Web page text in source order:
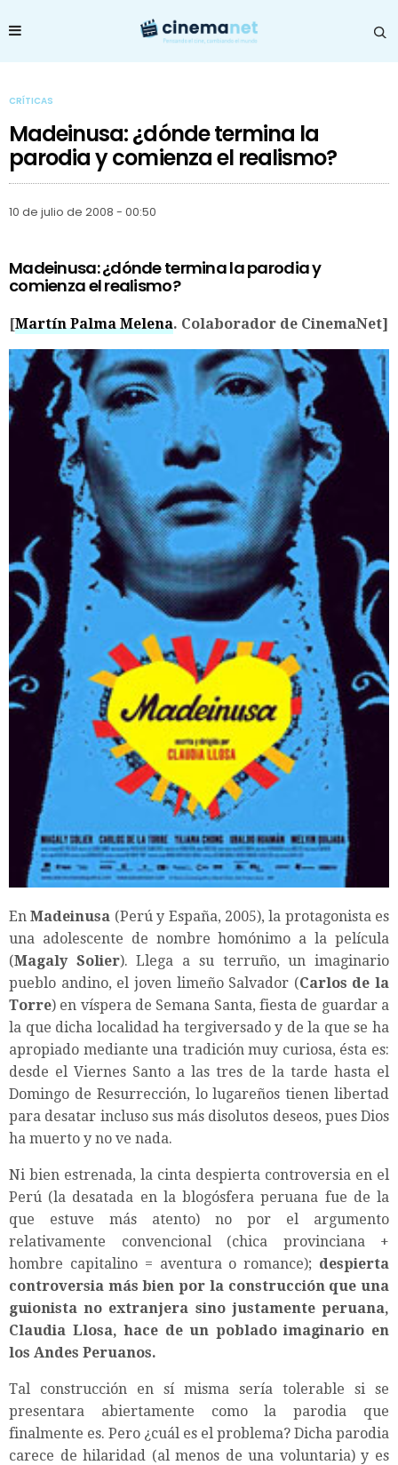
CRÍTICAS
Madeinusa: ¿dónde termina la
parodia y comienza el realismo?
10 de julio de 2008 - 00:50
Madeinusa: ¿dónde termina la parodia y
comienza el realismo?
[Martín Palma Melena. Colaborador de CinemaNet]
EnMadeinusa (Perú y España, 2005), la protagonista es
una adolescente de nombre homónimo a la película
(Magaly Solier). Llega a su terruño, un imaginario
pueblo andino, el joven limeño Salvador (Carlos de la
Torre) en víspera de Semana Santa, fiesta de guardar a
la que dicha localidad ha tergiversado y de la que se ha
apropiado mediante una tradición muy curiosa, ésta es:
desde el Viernes Santo a las tres de la tarde hasta el
Domingo de Resurrección, lo lugareños tienen libertad
para desatar incluso sus más disolutos deseos, pues Dios
ha muerto y no ve nada.
Ni bien estrenada, la cinta despierta controversia en el
Perú (la desatada en la blogósfera peruana fue de la
que estuve más atento) no por el argumento
relativamente convencional (chica provinciana +
hombre capitalino = aventura o romance); despierta
controversia más bien por la construcción que una
guionista no extranjera sino justamente peruana,
Claudia Llosa, hace de un poblado imaginario en
los Andes Peruanos.
Tal construcción en sí misma sería tolerable si se
presentara abiertamente como la parodia que
finalmente es. Pero ¿cuál es el problema? Dicha parodia
carece de hilaridad (al menos de una voluntaria) y es